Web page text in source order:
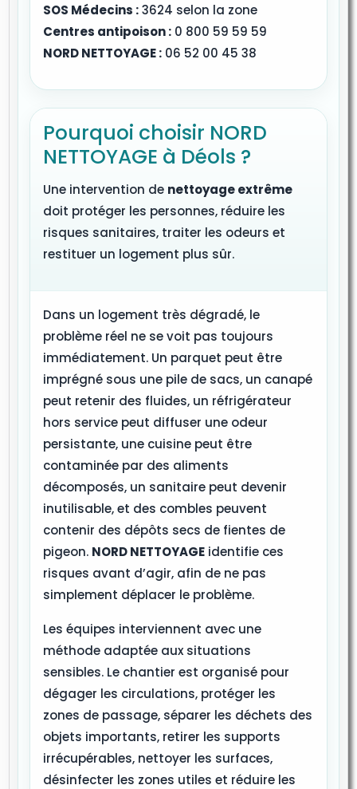
SOS Médecins :3624 selon la zone
Centres antipoison : 0 800 59 59 59
NORD NETTOYAGE : 06 52 00 45 38
Pourquoi choisir NORD
NETTOYAGE à Déols ?
Une intervention de nettoyage extrême
doit protéger les personnes, réduire les
risques sanitaires, traiter les odeurs et
restituer un logement plus sûr.
Dans un logement très dégradé, le
problème réel ne se voit pas toujours
immédiatement. Un parquet peut être
imprégné sous une pile de sacs, un canapé
peut retenir des fluides, un réfrigérateur
hors service peut diffuser une odeur
persistante, une cuisine peut être
contaminée par des aliments
décomposés, un sanitaire peut devenir
inutilisable, et des combles peuvent
contenir des dépôts secs de fientes de
pigeon. NORD NETTOYAGE identifie ces
risques avant d’agir, afin de ne pas
simplement déplacer le problème.
Les équipes interviennent avec une
méthode adaptée aux situations
sensibles. Le chantier est organisé pour
dégager les circulations, protéger les
zones de passage, séparer les déchets des
objets importants, retirer les supports
irrécupérables, nettoyer les surfaces,
désinfecter les zones utiles et réduire les